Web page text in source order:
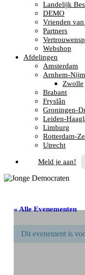
Landelijk
DEMO
Vrienden
Partners
Webshop
Afdelingen
Amsterdam
Arnhem-
Zwolle
Brabant
Fryslân
Groningen-
Leiden-
Limburg
Rotterdam-
Utrecht
Meld je aan!
« Alle Evenementen
Dit evenement is